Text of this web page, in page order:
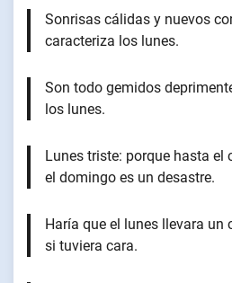
Sonrisas cálidas y nuevos
caracteriza los lunes.
Son todo gemidos
los lunes.
Lunes triste: porque hasta el
el domingo es un desastre.
Haría que el lunes llevara un
si tuviera cara.